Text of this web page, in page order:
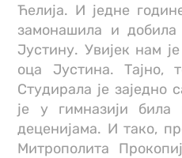
Ћелија. И једне
замонашила и
Јустину. Увијек нам
оца Јустина. Тајно,
Студирала је заједно
је у гимназији била
деценијама. И тако,
Митрополита